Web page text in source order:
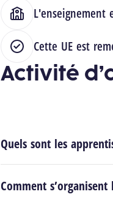
Cette UE est
Activité
Quels sont les
Comment s’organisent